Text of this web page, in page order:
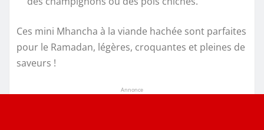
Ces mini Mhancha à la viande hachée sont parfaites
pour le Ramadan, légères, croquantes et pleines de
saveurs !
Annonce